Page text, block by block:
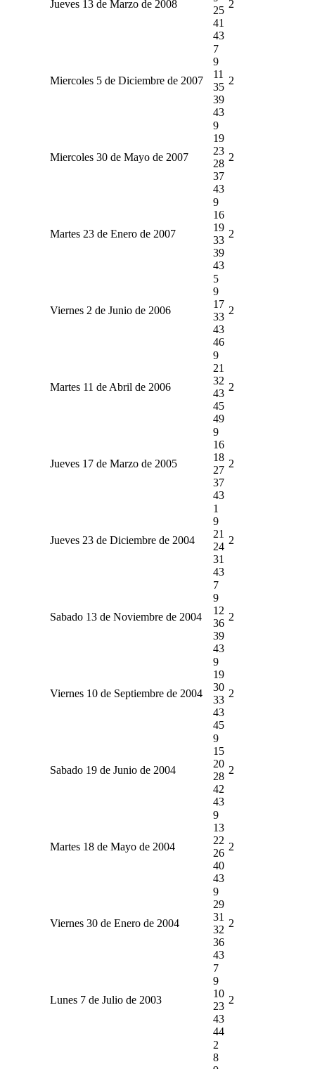
Jueves 13 de Marzo de 2008
25
41
43
2
Miercoles 5 de Diciembre de 2007
7
9
11
35
39
43
2
Miercoles 30 de Mayo de 2007
9
19
23
28
37
43
2
Martes 23 de Enero de 2007
9
16
19
33
39
43
2
Viernes 2 de Junio de 2006
5
9
17
33
43
46
2
Martes 11 de Abril de 2006
9
21
32
43
45
49
2
Jueves 17 de Marzo de 2005
9
16
18
27
37
43
2
Jueves 23 de Diciembre de 2004
1
9
21
24
31
43
2
Sabado 13 de Noviembre de 2004
7
9
12
36
39
43
2
Viernes 10 de Septiembre de 2004
9
19
30
33
43
45
2
Sabado 19 de Junio de 2004
9
15
20
28
42
43
2
Martes 18 de Mayo de 2004
9
13
22
26
40
43
2
Viernes 30 de Enero de 2004
9
29
31
32
36
43
2
Lunes 7 de Julio de 2003
7
9
10
23
43
44
2
2
8